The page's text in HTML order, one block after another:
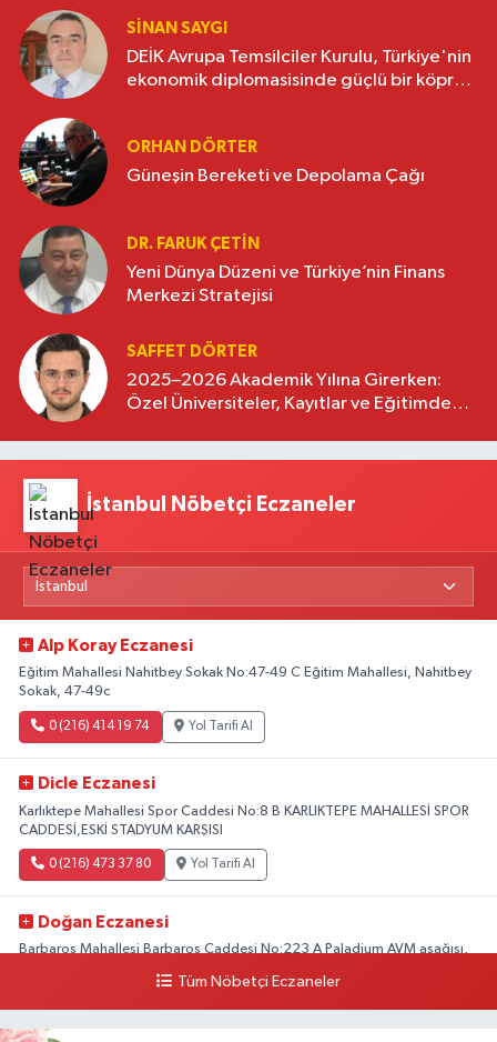
SINAN SAYGI
DEİK Avrupa Temsilciler Kurulu, Türkiye'nin
ekonomik diplomasisinde güçlü bir köprü
ORHAN DÖRTER
Güneşin Bereketi ve Depolama Çağı
DR. FARUK ÇETİN
Yeni Dünya Düzeni ve Türkiye’nin Finans
Merkezi Stratejisi
SAFFET DÖRTER
2025–2026 Akademik Yılına Girerken:
Özel Üniversiteler, Kayıtlar ve Eğitimde
İstanbul Nöbetçi Eczaneler
Alp Koray Eczanesi
Eğitim Mahallesi Nahitbey Sokak No:47-49 C Eğitim Mahallesi, Nahitbey
Sokak, 47-49c
0 (216) 414 19 74 Yol Tarifi Al
Dicle Eczanesi
Karlıktepe Mahallesi Spor Caddesi No:8 B KARLIKTEPE MAHALLESİ SPOR
CADDESİ,ESKİ STADYUM KARŞISI
0 (216) 473 37 80 Yol Tarifi Al
Doğan Eczanesi
Barbaros Mahallesi Barbaros Caddesi No:223 A Paladium AVM aşağısı,
Tüm Nöbetçi Eczaneler